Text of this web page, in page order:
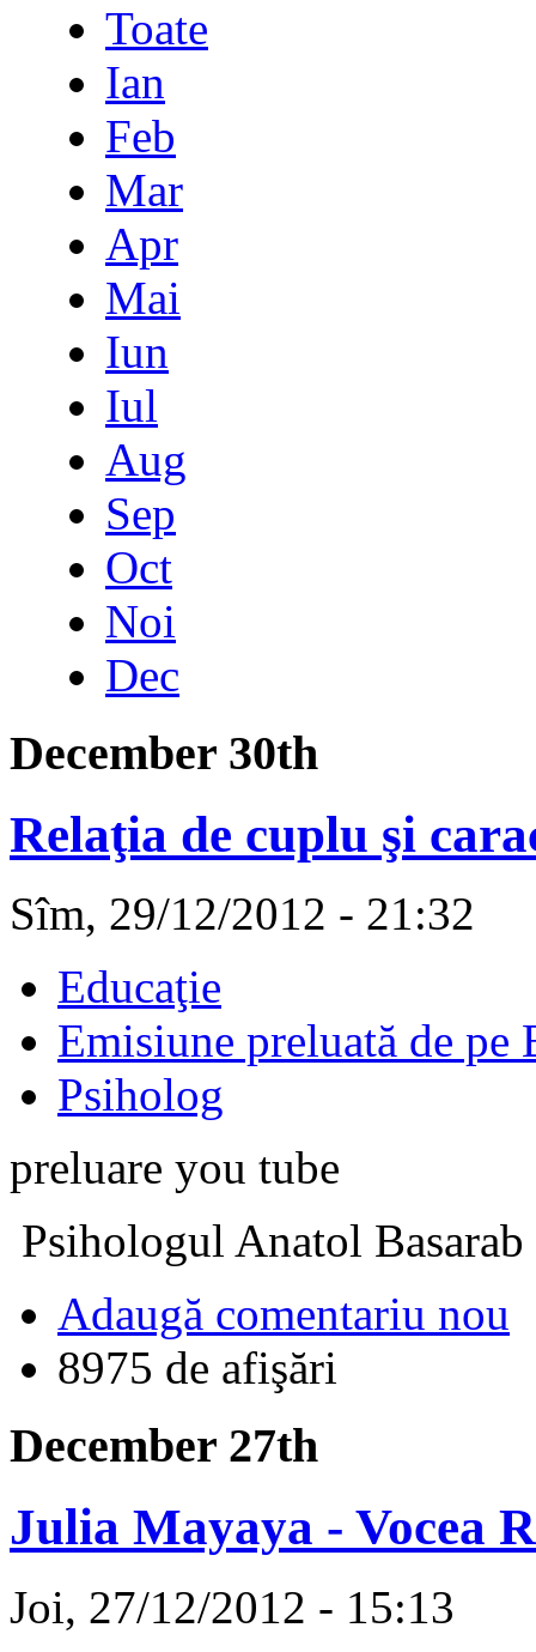
Toate
Ian
Feb
Mar
Apr
Mai
Iun
Iul
Aug
Sep
Oct
Noi
Dec
December 30th
Relaţia de cuplu şi
Sîm, 29/12/2012 - 21:32
Educaţie
Emisiune preluată de pe
Psiholog
preluare you tube
Psihologul Anatol
Adaugă comentariu nou
8975 de afişări
December 27th
Julia Mayaya - Vocea
Joi, 27/12/2012 - 15:13